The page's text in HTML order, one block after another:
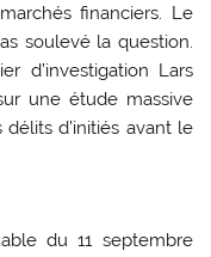
financiers. Le
soulevé la question.
d’investigation Lars
une étude massive
d’initiés avant le
du 11 septembre